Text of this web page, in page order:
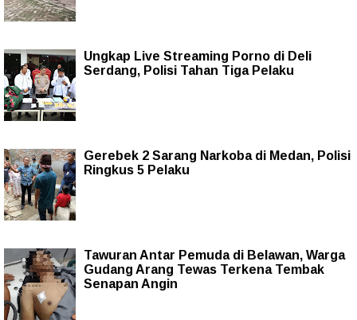
Ungkap Live Streaming Porno di Deli
Serdang, Polisi Tahan Tiga Pelaku
Gerebek 2 Sarang Narkoba di Medan, Polisi
Ringkus 5 Pelaku
Tawuran Antar Pemuda di Belawan, Warga
Gudang Arang Tewas Terkena Tembak
Senapan Angin